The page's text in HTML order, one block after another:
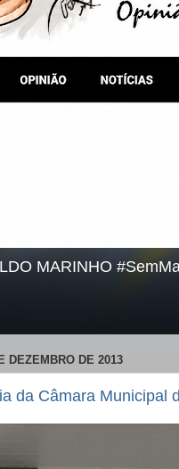
MARINHO
DEZEMBRO DE 2013
da Câmara Municipal